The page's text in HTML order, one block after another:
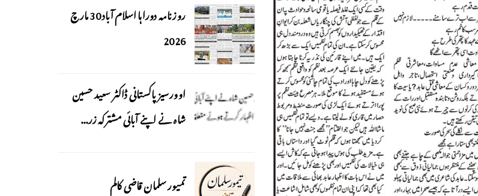
روزنامہ دوراہا اسلام آباد 30 مارچ
2026
اوورسیز پاکستانی ڈاکٹر سعید حسین
شاہ نے اپنے آبائی مشترکہ زر...
تمیور سلمان قاضی کالم